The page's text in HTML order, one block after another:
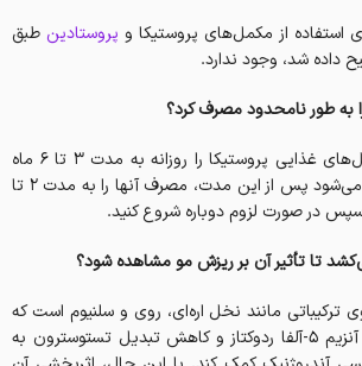
استفاده از مکمل‌های پروستیکا و پروستادین طبق
داده شد، وجود ندارد.
توصیه می‌شود مکمل‌های غذایی پروستیکا را روزانه به مدت 3 تا 6 ماه
مصرف کنید. توصیه می‌شود پس از این مدت، مصرف آنها را به مدت 2 تا
ترکیباتی مانند نخل اره‌ای، روی و سلنیوم است که
ممکن است با مهار آنزیم 5-آلفا ردوکتاز و کاهش تبدیل تستوسترون به